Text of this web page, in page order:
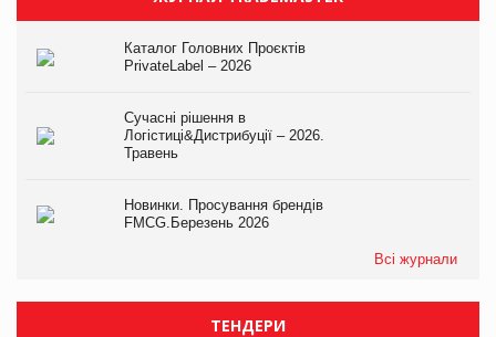
Каталог Головних Проєктів
PrivateLabel – 2026
Сучасні рішення в
Логістиці&Дистрибуції – 2026.
Травень
Новинки. Просування брендів
FMCG.Березень 2026
Всі журнали
ТЕНДЕРИ